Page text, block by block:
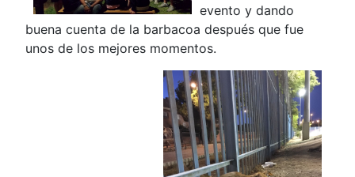
evento y dando
buena cuenta de la barbacoa después que fue
unos de los mejores momentos.